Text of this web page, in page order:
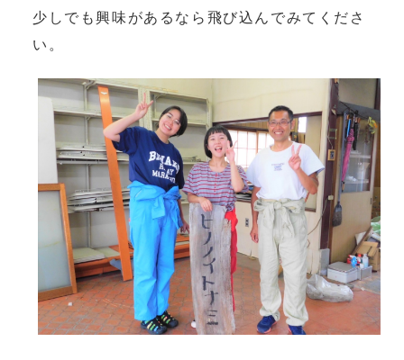
少しでも興味があるなら飛び込んでみてくださ
い。